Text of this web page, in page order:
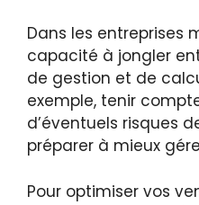
Dans les entreprises
capacité à jongler
de gestion et de
exemple, tenir
d’éventuels risques
préparer à mieux
Pour optimiser vos